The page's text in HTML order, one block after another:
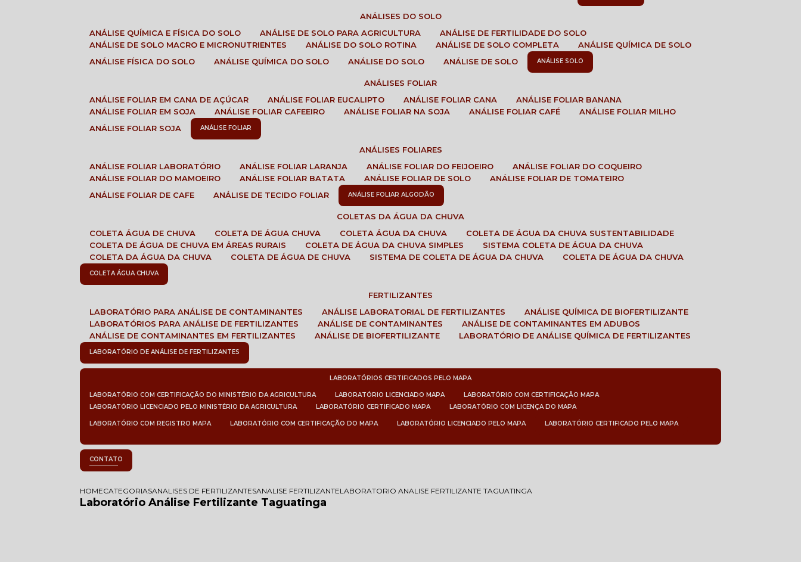
ANÁLISES DO SOLO
ANÁLISE QUÍMICA E FÍSICA DO SOLO
ANÁLISE DE SOLO PARA AGRICULTURA
ANÁLISE DE FERTILIDADE DO SOLO
ANÁLISE DE SOLO MACRO E MICRONUTRIENTES
ANÁLISE DO SOLO ROTINA ANÁLISE DE SOLO COMPLETA
ANÁLISE QUÍMICA DE SOLO
ANÁLISE FÍSICA DO SOLO
ANÁLISE QUÍMICA DO SOLO ANÁLISE DO SOLO ANÁLISE DE SOLO ANÁLISE SOLO
ANÁLISES FOLIAR
ANÁLISE FOLIAR EM CANA DE AÇÚCAR
ANÁLISE FOLIAR EUCALIPTO ANÁLISE FOLIAR CANA
ANÁLISE FOLIAR BANANA
ANÁLISE FOLIAR EM SOJA
ANÁLISE FOLIAR CAFEEIRO ANÁLISE FOLIAR NA SOJA ANÁLISE FOLIAR CAFÉ
ANÁLISE FOLIAR MILHO
ANÁLISE FOLIAR SOJA
ANÁLISE FOLIAR
ANÁLISES FOLIARES
ANÁLISE FOLIAR LABORATÓRIO
ANÁLISE FOLIAR LARANJA ANÁLISE FOLIAR DO FEIJOEIRO
ANÁLISE FOLIAR DO COQUEIRO
ANÁLISE FOLIAR DO MAMOEIRO
ANÁLISE FOLIAR BATATA ANÁLISE FOLIAR DE SOLO
ANÁLISE FOLIAR DE TOMATEIRO
ANÁLISE FOLIAR DE CAFE
ANÁLISE DE TECIDO FOLIAR ANÁLISE FOLIAR ALGODÃO
COLETAS DA ÁGUA DA CHUVA
COLETA ÁGUA DE CHUVA
COLETA DE ÁGUA CHUVA COLETA ÁGUA DA CHUVA
COLETA DE ÁGUA DA CHUVA SUSTENTABILIDADE
COLETA DE ÁGUA DE CHUVA EM ÁREAS RURAIS
COLETA DE ÁGUA DA CHUVA SIMPLES
SISTEMA COLETA DE ÁGUA DA CHUVA
COLETA DA ÁGUA DA CHUVA
COLETA DE ÁGUA DE CHUVA SISTEMA DE COLETA DE ÁGUA DA CHUVA COLETA DE ÁGUA DA CHUVA
COLETA ÁGUA CHUVA
FERTILIZANTES
LABORATÓRIO PARA ANÁLISE DE CONTAMINANTES
ANÁLISE LABORATORIAL DE FERTILIZANTES
ANÁLISE QUÍMICA DE BIOFERTILIZANTE
LABORATÓRIOS PARA ANÁLISE DE FERTILIZANTES
ANÁLISE DE CONTAMINANTES
ANÁLISE DE CONTAMINANTES EM ADUBOS
ANÁLISE DE CONTAMINANTES EM FERTILIZANTES
ANÁLISE DE BIOFERTILIZANTE LABORATÓRIO DE ANÁLISE QUÍMICA DE FERTILIZANTES
LABORATÓRIO DE ANÁLISE DE FERTILIZANTES
LABORATÓRIOS CERTIFICADOS PELO MAPA
LABORATÓRIO COM CERTIFICAÇÃO DO MINISTÉRIO DA AGRICULTURA LABORATÓRIO LICENCIADO MAPA
LABORATÓRIO COM CERTIFICAÇÃO MAPA
LABORATÓRIO LICENCIADO PELO MINISTÉRIO DA AGRICULTURA
LABORATÓRIO CERTIFICADO MAPA LABORATÓRIO COM LICENÇA DO MAPA
LABORATÓRIO COM REGISTRO MAPA LABORATÓRIO COM CERTIFICAÇÃO DO MAPA LABORATÓRIO LICENCIADO PELO MAPA LABORATÓRIO CERTIFICADO PELO MAPA
CONTATO
HOMECATEGORIASANALISES DE FERTILIZANTESANALISE FERTILIZANTELABORATORIO ANALISE FERTILIZANTE TAGUATINGA
Laboratório Análise Fertilizante Taguatinga